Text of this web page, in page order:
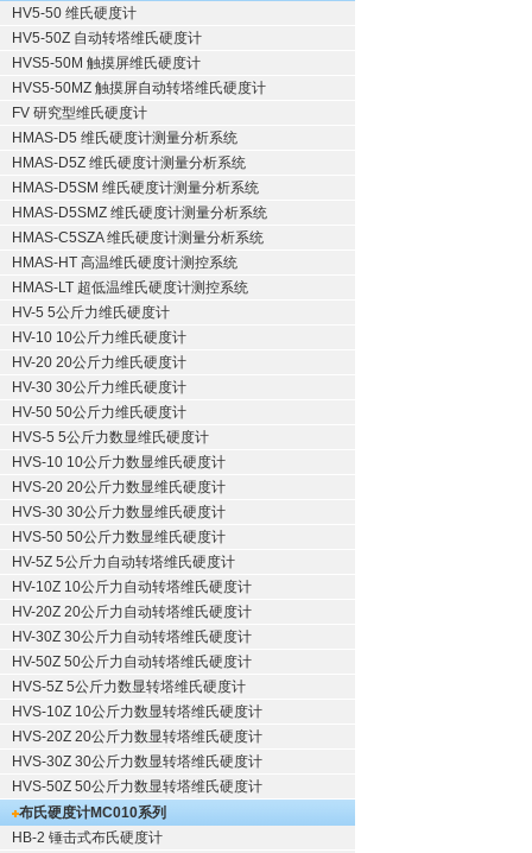
HV5-50 维氏硬度计
HV5-50Z 自动转塔维氏硬度计
HVS5-50M 触摸屏维氏硬度计
HVS5-50MZ 触摸屏自动转塔维氏硬度计
FV 研究型维氏硬度计
HMAS-D5 维氏硬度计测量分析系统
HMAS-D5Z 维氏硬度计测量分析系统
HMAS-D5SM 维氏硬度计测量分析系统
HMAS-D5SMZ 维氏硬度计测量分析系统
HMAS-C5SZA 维氏硬度计测量分析系统
HMAS-HT 高温维氏硬度计测控系统
HMAS-LT 超低温维氏硬度计测控系统
HV-5 5公斤力维氏硬度计
HV-10 10公斤力维氏硬度计
HV-20 20公斤力维氏硬度计
HV-30 30公斤力维氏硬度计
HV-50 50公斤力维氏硬度计
HVS-5 5公斤力数显维氏硬度计
HVS-10 10公斤力数显维氏硬度计
HVS-20 20公斤力数显维氏硬度计
HVS-30 30公斤力数显维氏硬度计
HVS-50 50公斤力数显维氏硬度计
HV-5Z 5公斤力自动转塔维氏硬度计
HV-10Z 10公斤力自动转塔维氏硬度计
HV-20Z 20公斤力自动转塔维氏硬度计
HV-30Z 30公斤力自动转塔维氏硬度计
HV-50Z 50公斤力自动转塔维氏硬度计
HVS-5Z 5公斤力数显转塔维氏硬度计
HVS-10Z 10公斤力数显转塔维氏硬度计
HVS-20Z 20公斤力数显转塔维氏硬度计
HVS-30Z 30公斤力数显转塔维氏硬度计
HVS-50Z 50公斤力数显转塔维氏硬度计
布氏硬度计MC010系列
HB-2 锤击式布氏硬度计